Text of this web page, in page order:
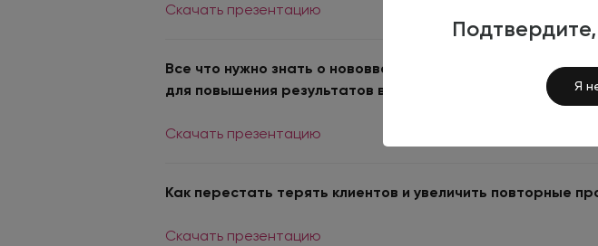
Я
Скачать презентацию
Все что нужно знать о нововведениях «Яндекс.Директ» и
для повышения результатов в бизнесе
Скачать презентацию
Как перестать терять клиентов и увеличить повторные
Скачать презентацию